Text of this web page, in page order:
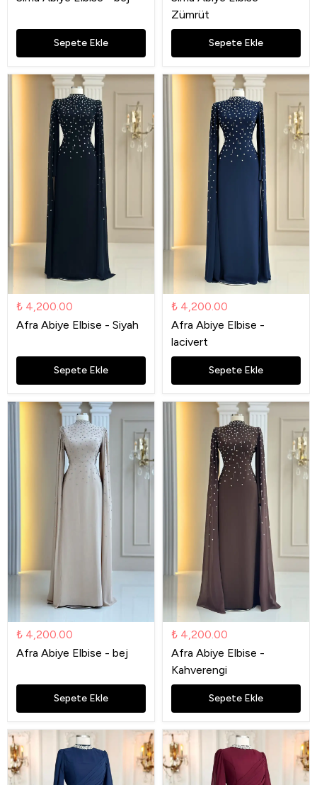
Sepete Ekle
Zümrüt
Sepete Ekle
₺ 4,200.00
Afra Abiye Elbise - Siyah
Sepete Ekle
₺ 4,200.00
Afra Abiye Elbise -
lacivert
Sepete Ekle
₺ 4,200.00
Afra Abiye Elbise - bej
Sepete Ekle
₺ 4,200.00
Afra Abiye Elbise -
Kahverengi
Sepete Ekle